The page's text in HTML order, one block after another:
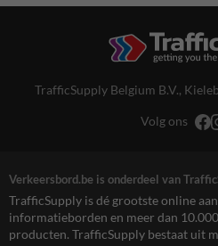
TrafficSupply Belgium B.V.,
Volg ons
Verkeersbord.be is onderdeel van
TrafficSupply is dé grootste online
informatieborden en meer dan
producten. TrafficSupply bestaat uit